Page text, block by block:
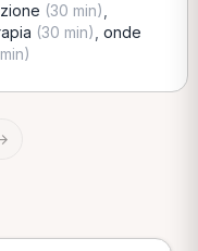
(30 min)
(30 min) onde